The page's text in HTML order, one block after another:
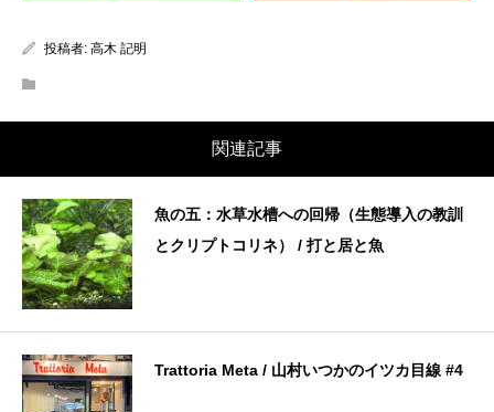
投稿者: 高木 記明
関連記事
魚の五：水草水槽への回帰（生態導入の教訓
とクリプトコリネ） / 打と居と魚
Trattoria Meta / 山村いつかのイツカ目線 #4